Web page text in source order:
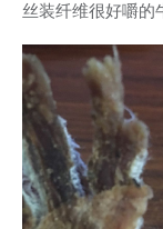
丝装纤维很好嚼的